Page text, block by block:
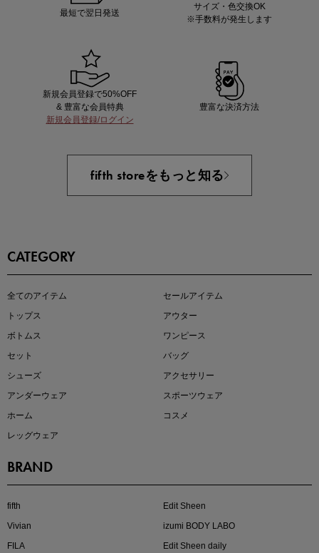
即戦力アイテム続々対象
最短で翌日発送
サイズ・色交換OK
※手数料が発生します
新規会員登録で50%OFF
& 豊富な会員特典
新規会員登録/ログイン
豊富な決済方法
fifth storeをもっと知る
CATEGORY
全てのアイテム
セールアイテム
トップス
アウター
ボトムス
ワンピース
セット
バッグ
シューズ
アクセサリー
アンダーウェア
スポーツウェア
ホーム
コスメ
レッグウェア
BRAND
fifth
Edit Sheen
Vivian
izumi BODY LABO
FILA
Edit Sheen daily